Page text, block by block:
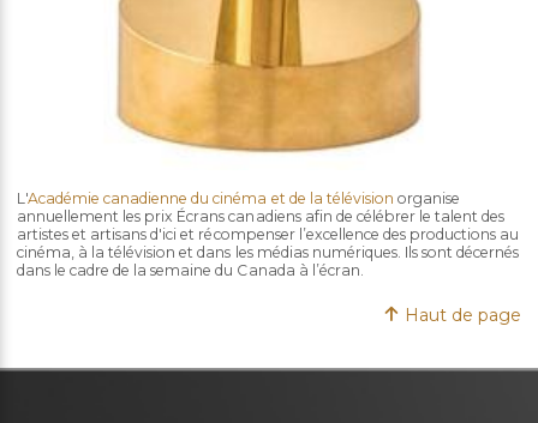
L'Académie canadienne du cinéma et de la télévision organise
annuellement les prix Écrans canadiens afin de célébrer le talent des
artistes et artisans d'ici et récompenser l’excellence des productions au
cinéma, à la télévision et dans les médias numériques. Ils sont décernés
dans le cadre de la semaine du Canada à l’écran.
Haut de page